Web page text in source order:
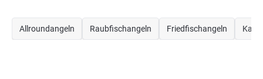
Allroundangeln Raubfischangeln Friedfischangeln